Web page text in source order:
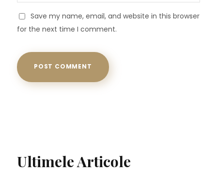
Save my name, email, and website in this browser
for the next time I comment.
Ultimele Articole